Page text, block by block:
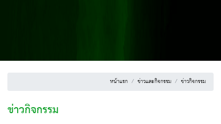
หน้าแรก ข่าวและกิจกรรม ข่าวกิจกรรม
ข่าวกิจกรรม